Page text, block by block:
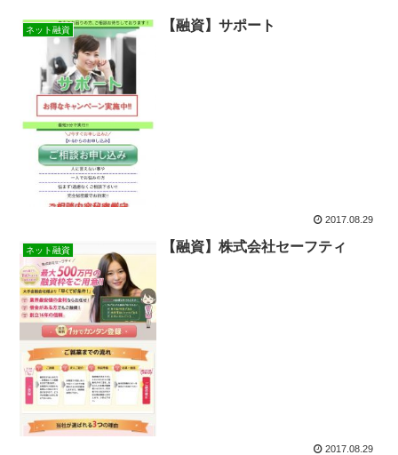
ネット融資 【融資】サポート
2017.08.29
ネット融資 【融資】株式会社セーフティ
2017.08.29